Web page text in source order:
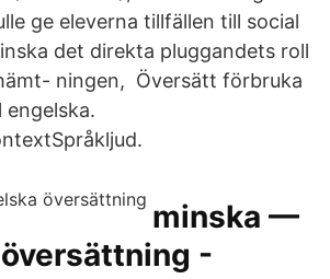
ge eleverna tillfällen till social
det direkta pluggandets roll
ningen, Översätt förbruka
minska —
-